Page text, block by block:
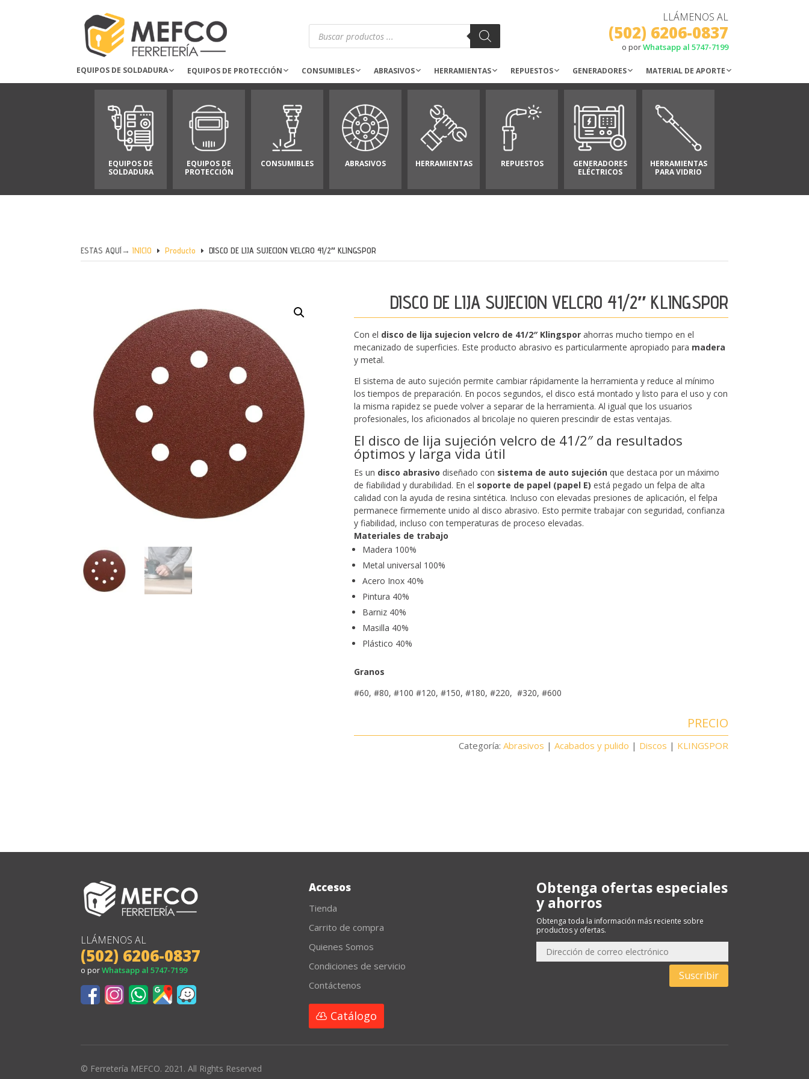
Búsqueda
productos
LLÁMENOS AL
(502) 6206-0837
o porWhatsapp al 5747-7199
EQUIPOS DE SOLDADURA EQUIPOS DE PROTECCIÓN CONSUMIBLES ABRASIVOS HERRAMIENTAS REPUESTOS GENERADORES MATERIAL DE APORTE
EQUIPOS DE
SOLDADURA
EQUIPOS DE
PROTECCIÓN
CONSUMIBLES ABRASIVOS HERRAMIENTAS REPUESTOS
GENERADORES
ELÉCTRICOS
HERRAMIENTAS
PARA VIDRIO
ESTAS AQUÍ→ INICIO E Producto E DISCO DE LIJA SUJECION VELCRO 41/2″ KLINGSPOR
DISCO DE LIJA SUJECION VELCRO 41/2″ KLINGSPOR
Con el disco de lija sujecion velcro de 41/2″ Klingsporahorras mucho tiempo en el
mecanizado de superficies. Este producto abrasivo es particularmente apropiado para madera
y metal.
El sistema de auto sujeción permite cambiar rápidamente la herramienta y reduce al mínimo
los tiempos de preparación. En pocos segundos, el disco está montado y listo para el uso y con
la misma rapidez se puede volver a separar de la herramienta. Al igual que los usuarios
profesionales, los aficionados al bricolaje no quieren prescindir de estas ventajas.
El disco de lija sujeción velcro de 41/2″ da resultados
óptimos y larga vida útil
Es un disco abrasivo diseñado con sistema de auto sujeción que destaca por un máximo
de fiabilidad y durabilidad. En el soporte de papel (papel E) está pegado un felpa de alta
calidad con la ayuda de resina sintética. Incluso con elevadas presiones de aplicación, el felpa
permanece firmemente unido al disco abrasivo. Esto permite trabajar con seguridad, confianza
y fiabilidad, incluso con temperaturas de proceso elevadas.
Materiales de trabajo
Madera 100%
Metal universal 100%
Acero Inox 40%
Pintura 40%
Barniz 40%
Masilla 40%
Plástico 40%
Granos
#60, #80, #100 #120, #150, #180, #220, #320, #600
PRECIO
Categoría: Abrasivos | Acabados y pulido | Discos | KLINGSPOR
LLÁMENOS AL
(502) 6206-0837
o porWhatsapp al 5747-7199
Accesos
Tienda
Carrito de compra
Quienes Somos
Condiciones de servicio
Contáctenos
Catálogo
Obtenga ofertas especiales
y ahorros
Obtenga toda la información más reciente sobre
productos y ofertas.
Suscribir
© Ferretería MEFCO. 2021. All Rights Reserved